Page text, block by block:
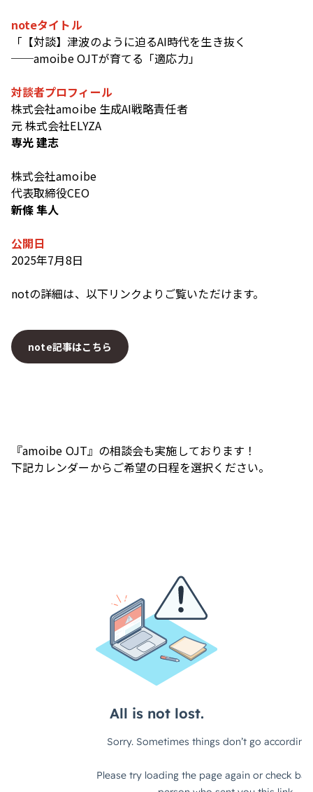
noteタイトル
「【対談】津波のように迫るAI時代を生き抜く
──amoibe OJTが育てる「適応力」
対談者プロフィール
株式会社amoibe 生成AI戦略責任者
元 株式会社ELYZA
専光 建志
株式会社amoibe
代表取締役CEO
新條 隼人
公開日
2025年7月8日
notの詳細は、以下リンクよりご覧いただけます。
note記事はこちら
『amoibe OJT』の相談会も実施しております！
下記カレンダーからご希望の日程を選択ください。